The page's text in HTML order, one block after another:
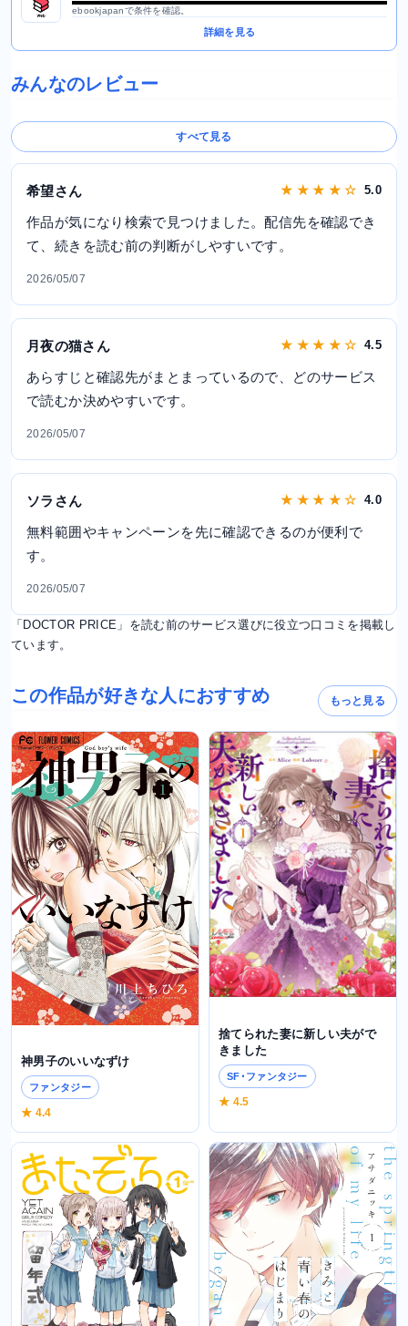
ebookjapanで条件を確認。
詳細を見る
みんなのレビュー
すべて見る
希望さん ★ ★ ★ ★ ☆ 5.0
作品が気になり検索で見つけました。配信先を確認でき
て、続きを読む前の判断がしやすいです。
2026/05/07
月夜の猫さん ★ ★ ★ ★ ☆ 4.5
あらすじと確認先がまとまっているので、どのサービス
で読むか決めやすいです。
2026/05/07
ソラさん ★ ★ ★ ★ ☆ 4.0
無料範囲やキャンペーンを先に確認できるのが便利で
す。
2026/05/07
「DOCTOR PRICE」を読む前のサービス選びに役立つ口コミを掲載し
ています。
この作品が好きな人におすすめ もっと見る
神男子のいいなずけ
ファンタジー
★ 4.4
捨てられた妻に新しい夫がで
きました
SF･ファンタジー
★ 4.5